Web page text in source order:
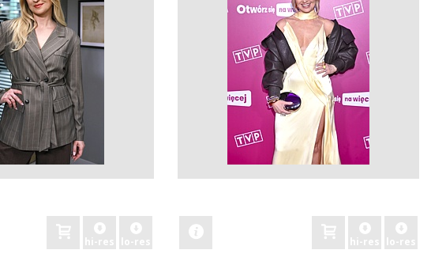
hi-res lo-res hi-res lo-res